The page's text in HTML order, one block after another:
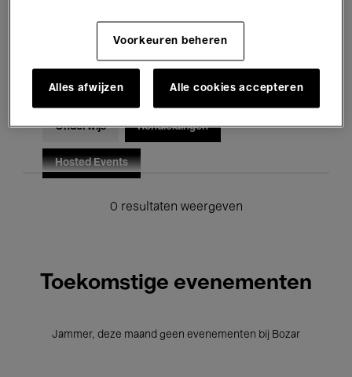
Voor iedereen Kids’ Palace
Onderwijs Rondleidingen
Hosted Events
0 resultaten weergeven
Toekomstige evenementen
Jammer, deze maand geen evenementen bij Bozar
Voorkeuren beheren
Alles afwijzen Alle cookies accepteren